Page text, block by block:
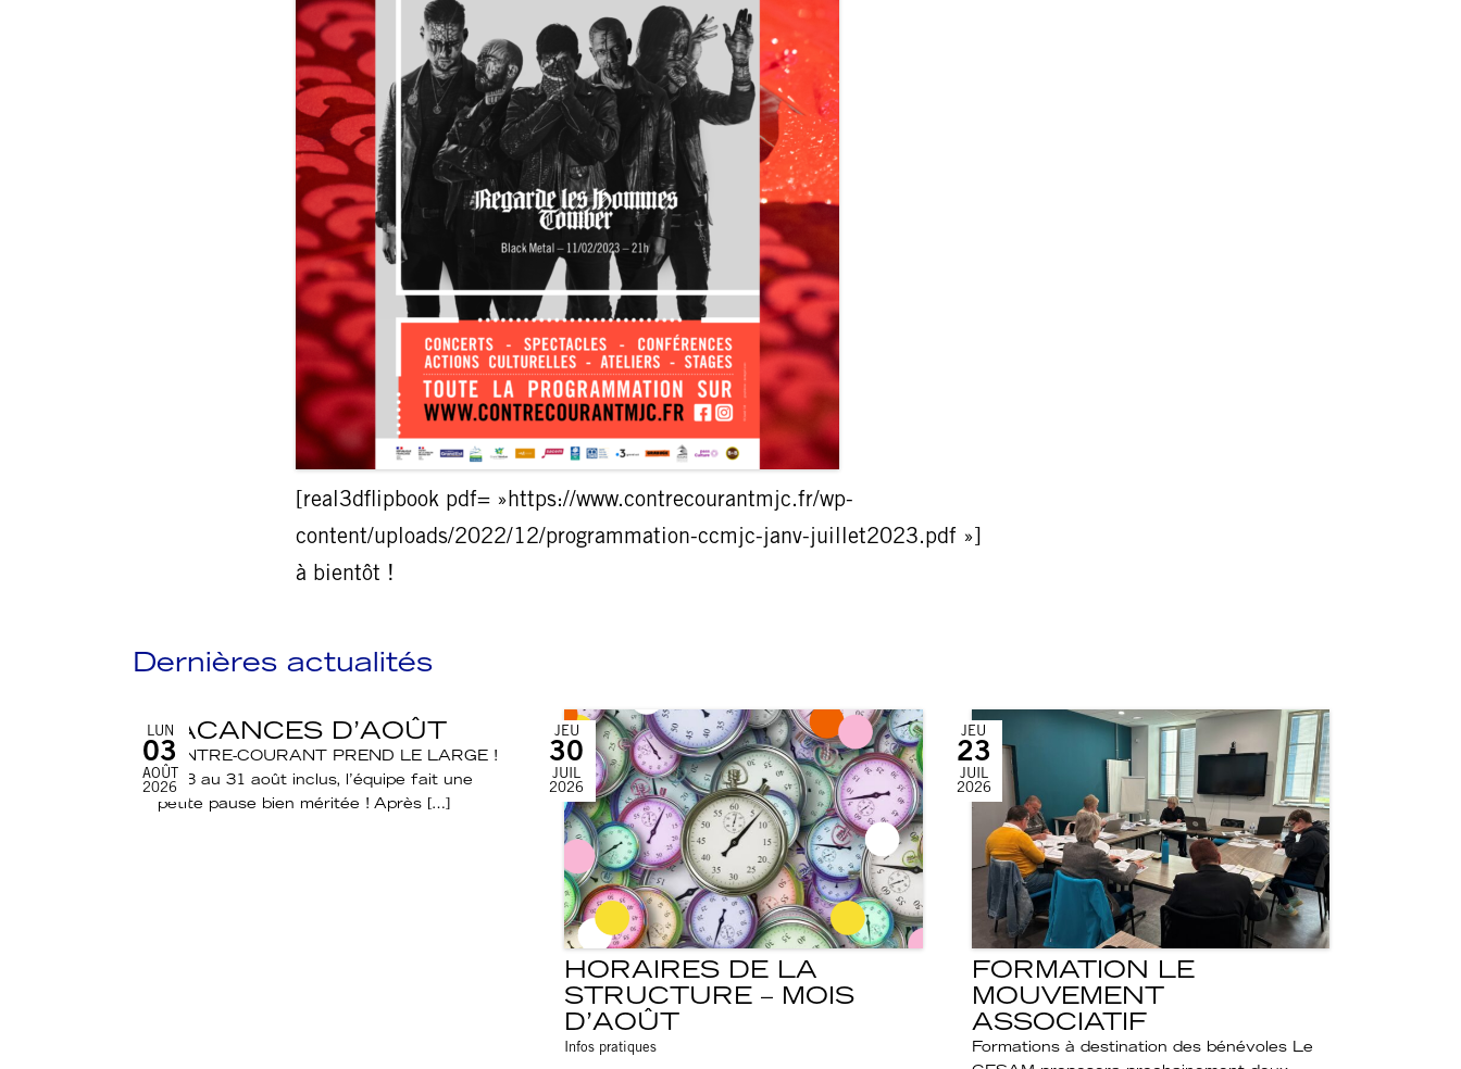
[real3dflipbook pdf= »https://www.contrecourantmjc.fr/wp-
content/uploads/2022/12/programmation-ccmjc-janv-juillet2023.pdf »]
à bientôt !
Dernières actualités
VACANCES D’AOÛT
CONTRE-COURANT PREND LE LARGE !
Du 3 au 31 août inclus, l’équipe fait une
petite pause bien méritée ! Après […]
LUN
03
AOÛT
2026
HORAIRES DE LA
STRUCTURE – MOIS
D’AOÛT
Infos pratiques
JEU
30
JUIL
2026
FORMATION LE
MOUVEMENT
ASSOCIATIF
Formations à destination des bénévoles Le
JEU
23
JUIL
2026